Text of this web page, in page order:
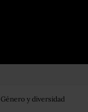
Género y diversidad